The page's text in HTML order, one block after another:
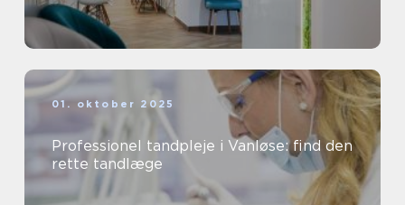
01. oktober 2025
Professionel tandpleje i Vanløse: find den
rette tandlæge